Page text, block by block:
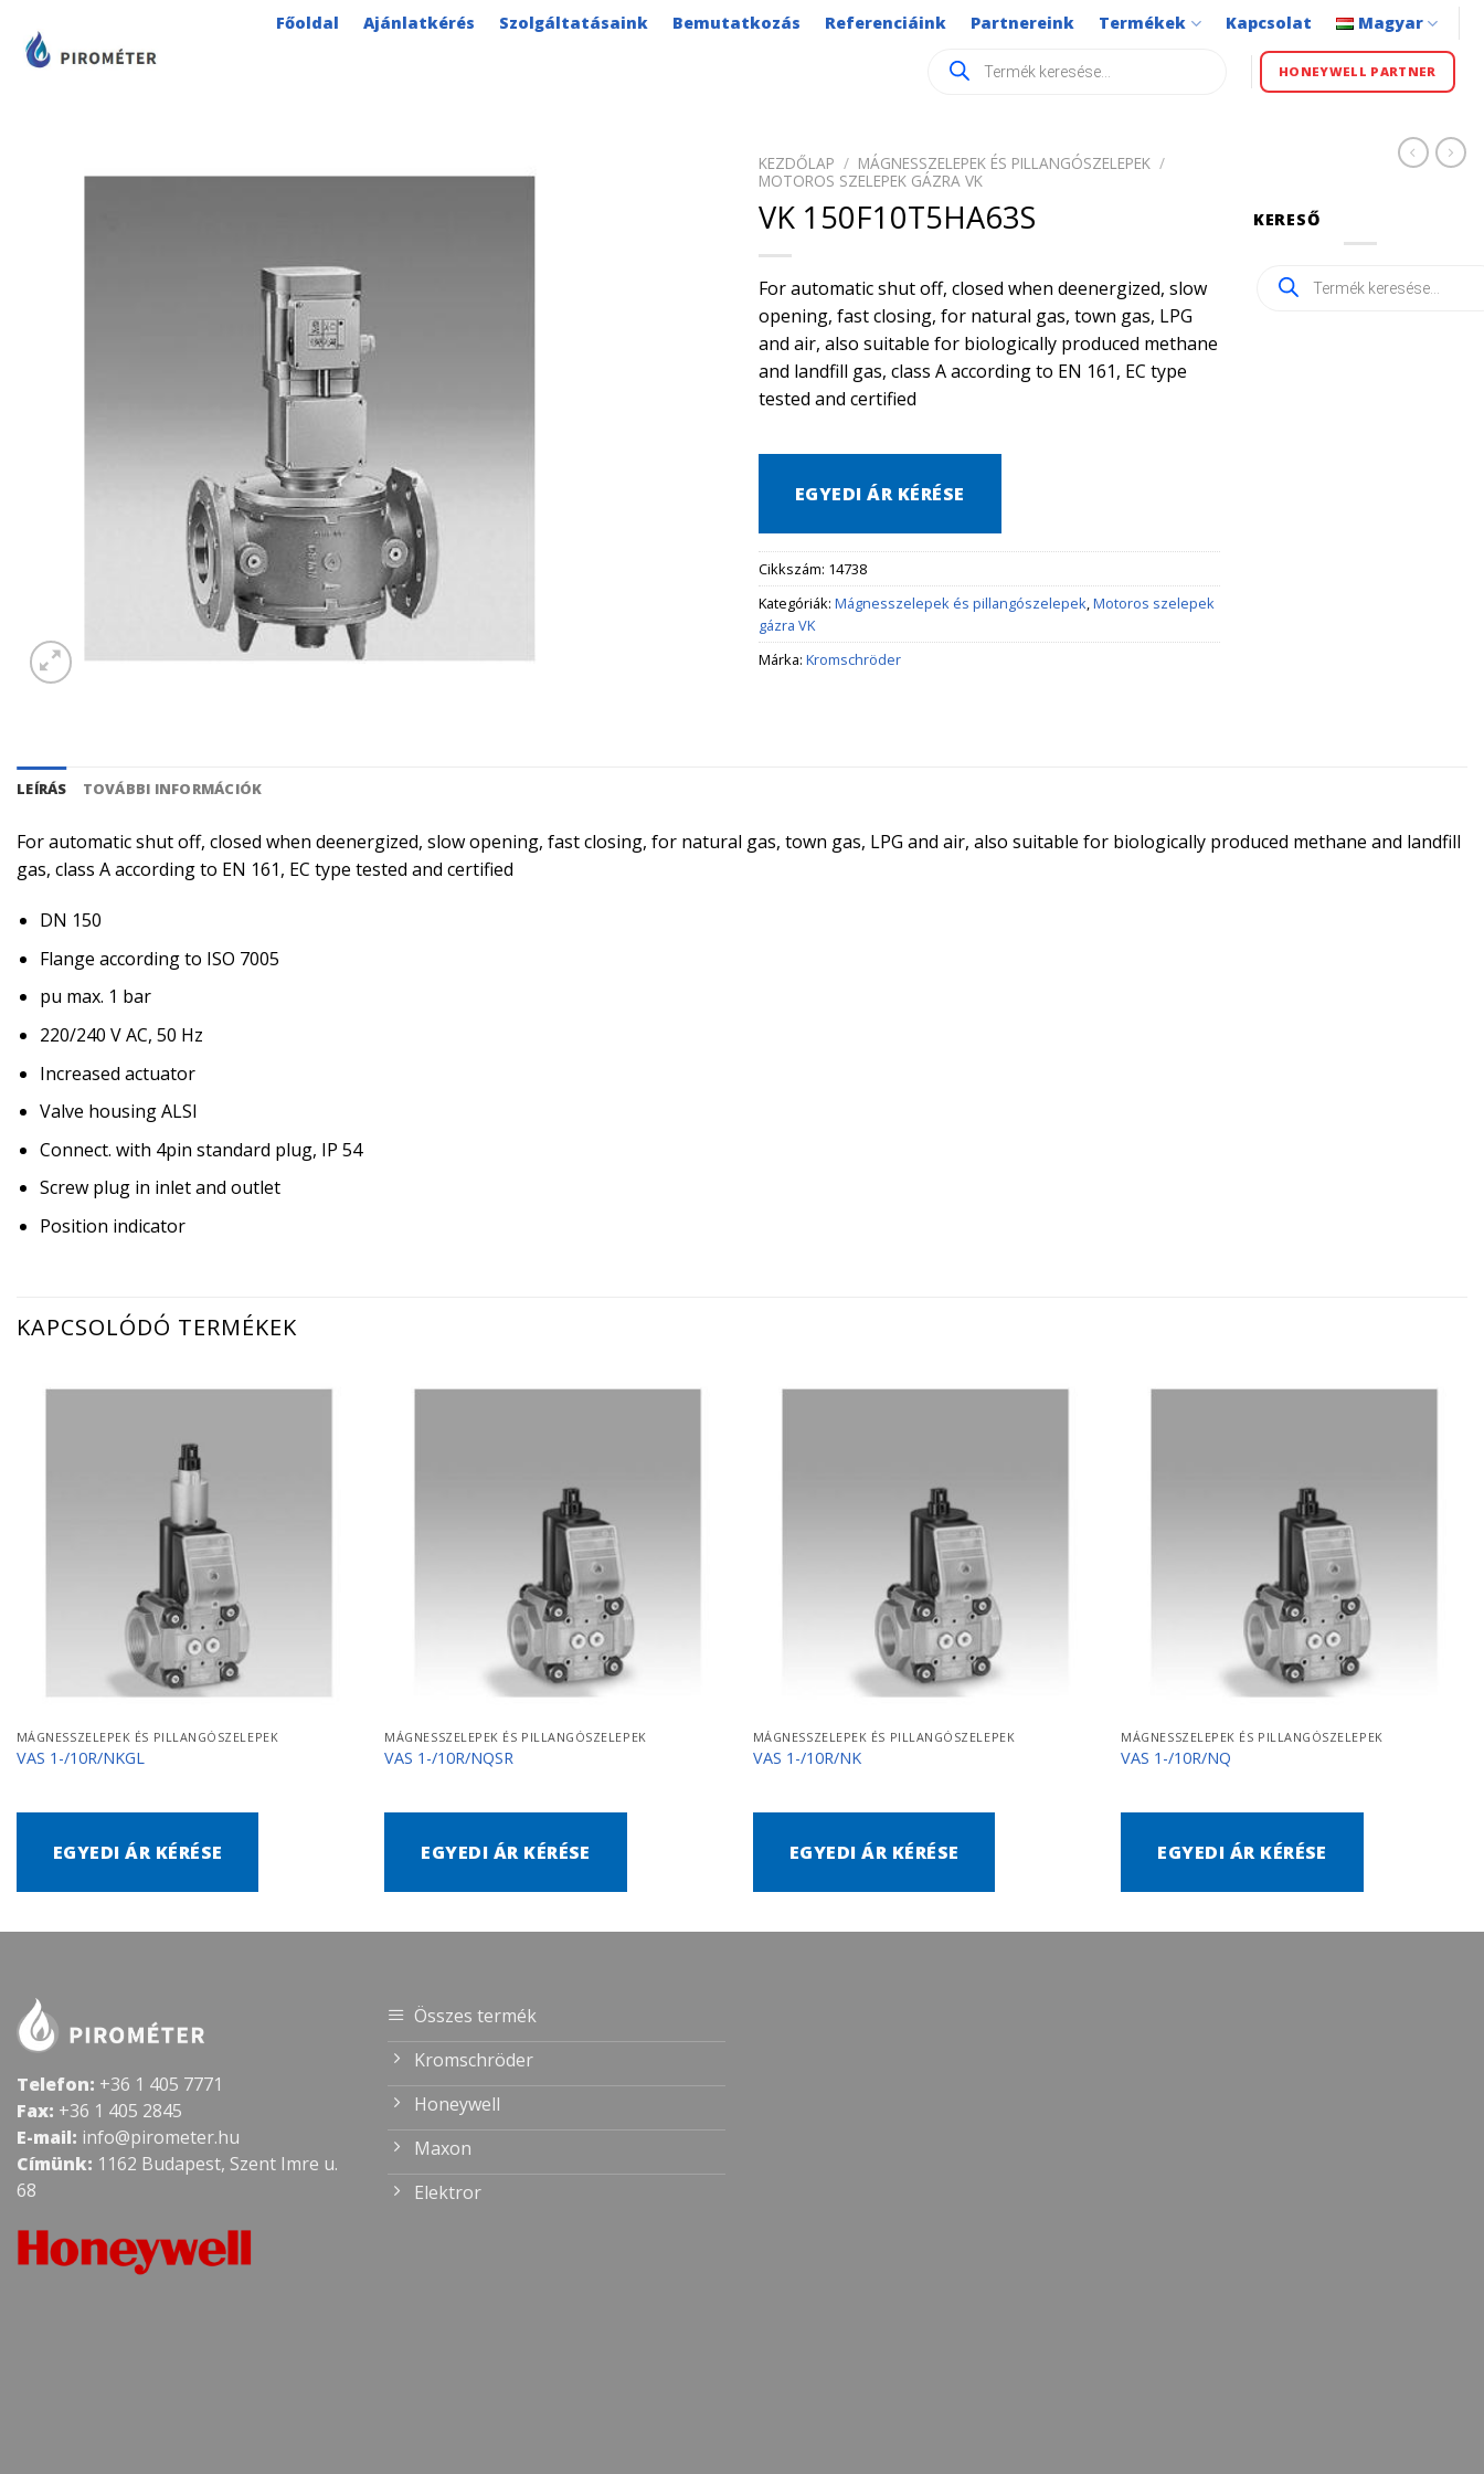
content
Főoldal Ajánlatkérés Szolgáltatásaink Bemutatkozás Referenciáink Partnereink Termékek Kapcsolat Magyar
search HONEYWELL PARTNER
KEZDŐLAP / MÁGNESSZELEPEK ÉS PILLANGÓSZELEPEK /
MOTOROS SZELEPEK GÁZRA VK
VK 150F10T5HA63S
For automatic shut off, closed when deenergized, slow
opening, fast closing, for natural gas, town gas, LPG
and air, also suitable for biologically produced methane
and landfill gas, class A according to EN 161, EC type
tested and certified
EGYEDI ÁR KÉRÉSE
Cikkszám: 14738
Kategóriák: Mágnesszelepek és pillangószelepek Motoros szelepek
gázra VK
Márka: Kromschröder
KERESŐ
Products
search
LEÍRÁS TOVÁBBI INFORMÁCIÓK
For automatic shut off, closed when deenergized, slow opening, fast closing, for natural gas, town gas, LPG and air, also suitable for biologically produced methane and landfill
gas, class A according to EN 161, EC type tested and certified
DN 150
Flange according to ISO 7005
pu max. 1 bar
220/240 V AC, 50 Hz
Increased actuator
Valve housing ALSI
Connect. with 4pin standard plug, IP 54
Screw plug in inlet and outlet
Position indicator
KAPCSOLÓDÓ TERMÉKEK
MÁGNESSZELEPEK ÉS PILLANGÓSZELEPEK
VAS 1-/10R/NKGL
EGYEDI ÁR KÉRÉSE
MÁGNESSZELEPEK ÉS PILLANGÓSZELEPEK
VAS 1-/10R/NQSR
EGYEDI ÁR KÉRÉSE
MÁGNESSZELEPEK ÉS PILLANGÓSZELEPEK
VAS 1-/10R/NK
EGYEDI ÁR KÉRÉSE
MÁGNESSZELEPEK ÉS PILLANGÓSZELEPEK
VAS 1-/10R/NQ
EGYEDI ÁR KÉRÉSE
Telefon: +36 1 405 7771
Fax: +36 1 405 2845
E-mail: info@pirometer.hu
Címünk: 1162 Budapest, Szent Imre u.
68
Összes termék
Kromschröder
Honeywell
Maxon
Elektror